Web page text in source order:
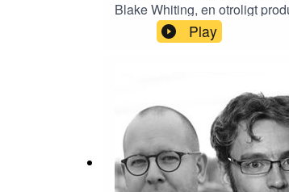
Blake Whiting, en otroligt
someone you’ll never meet
From Gutenberg to Diderot
Play